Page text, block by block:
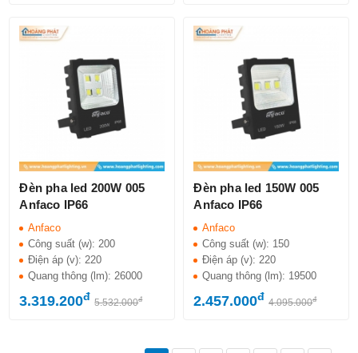
Đèn pha led 200W 005
Anfaco IP66
Anfaco
Công suất (w): 200
Điện áp (v): 220
Quang thông (lm): 26000
3.319.200đ 5.532.000đ
Đèn pha led 150W 005
Anfaco IP66
Anfaco
Công suất (w): 150
Điện áp (v): 220
Quang thông (lm): 19500
2.457.000đ 4.095.000đ